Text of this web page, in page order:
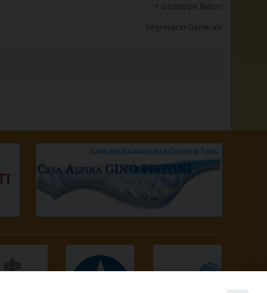
+ Giuseppe Baturi
Segretario Generale